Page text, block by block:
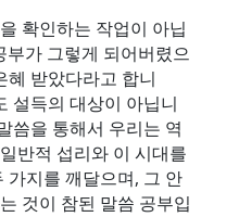
확인하는 작업이 아닙
부가 그렇게 되어버렸으
혜 받았다라고 합니
설득의 대상이 아닙니
씀을 통해서 우리는 역
반적 섭리와 이 시대를
가지를 깨달으며, 그 안
것이 참된 말씀 공부입